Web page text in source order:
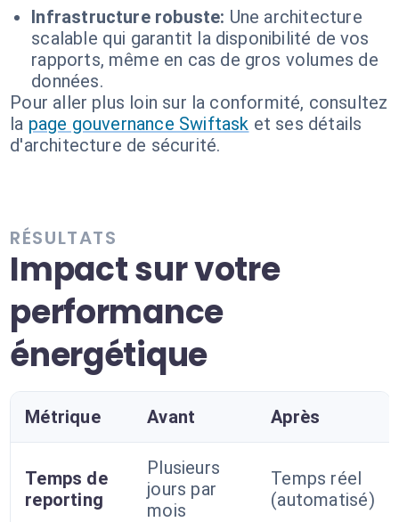
Infrastructure robuste: Une architecture
scalable qui garantit la disponibilité de vos
rapports, même en cas de gros volumes de
données.
Pour aller plus loin sur la conformité, consultez
la page gouvernance Swiftask et ses détails
d'architecture de sécurité.
RÉSULTATS
Impact sur votre
performance
énergétique
Métrique Avant Après
Temps de
reporting
Plusieurs
jours par
mois
Temps réel
(automatisé)